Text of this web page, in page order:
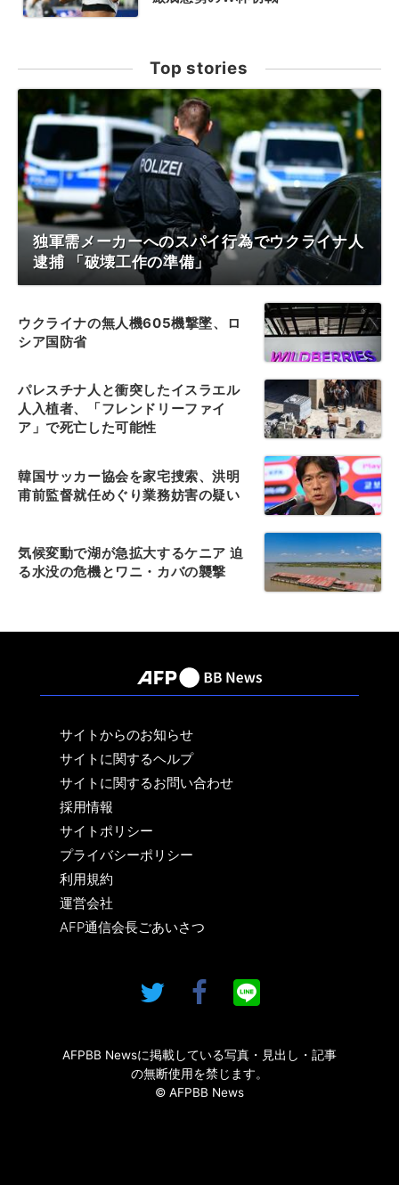
Top stories
独軍需メーカーへのスパイ行為でウクライナ人
逮捕 「破壊工作の準備」
ウクライナの無人機605機撃墜、ロ
シア国防省
パレスチナ人と衝突したイスラエル
人入植者、「フレンドリーファイ
ア」で死亡した可能性
韓国サッカー協会を家宅捜索、洪明
甫前監督就任めぐり業務妨害の疑い
気候変動で湖が急拡大するケニア 迫
る水没の危機とワニ・カバの襲撃
サイトからのお知らせ
サイトに関するヘルプ
サイトに関するお問い合わせ
採用情報
サイトポリシー
プライバシーポリシー
利用規約
運営会社
AFP通信会長ごあいさつ
AFPBB Newsに掲載している写真・見出し・記事
の無断使用を禁じます。
© AFPBB News